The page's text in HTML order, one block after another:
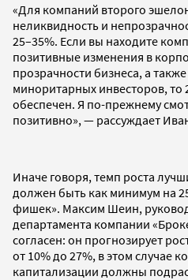
«Для компаний второго
неликвидность и
25–35%. Если вы находите
позитивные изменения в
прозрачности бизнеса, а
миноритарных инвесторов, то
обеспечен. Я по-прежнему
позитивно», — рассуждает
Иначе говоря, темп роста
должен быть как минимум на
фишек». Максим Шеин,
департамента компании
согласен: он прогнозирует
от 10% до 27%, в этом случае
капитализации должны